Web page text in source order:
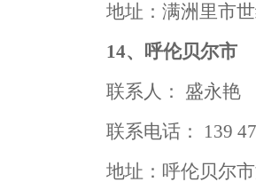
地址：满洲里市
14、呼伦贝尔市
联系人：
盛永艳
联系电话：
139
地址：呼伦贝尔